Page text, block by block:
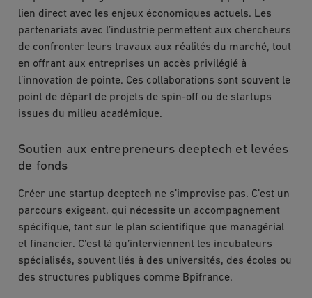
lien direct avec les enjeux économiques actuels. Les
partenariats avec l’industrie permettent aux chercheurs
de confronter leurs travaux aux réalités du marché, tout
en offrant aux entreprises un accès privilégié à
l’innovation de pointe. Ces collaborations sont souvent le
point de départ de projets de spin-off ou de startups
issues du milieu académique.
Soutien aux entrepreneurs deeptech et levées
de fonds
Créer une startup deeptech ne s’improvise pas. C’est un
parcours exigeant, qui nécessite un accompagnement
spécifique, tant sur le plan scientifique que managérial
et financier. C’est là qu’interviennent les incubateurs
spécialisés, souvent liés à des universités, des écoles ou
des structures publiques comme Bpifrance.